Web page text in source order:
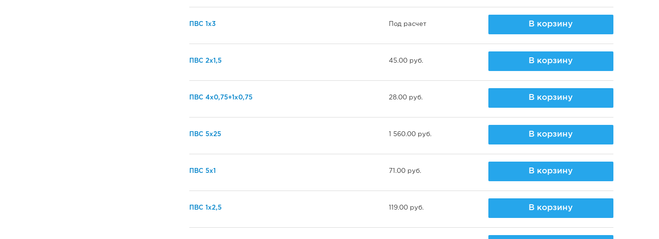
ПВС 1х3 Под расчет В корзину
ПВС 2х1,5 45.00 руб. В корзину
ПВС 4х0,75+1х0,75 28.00 руб. В корзину
ПВС 5х25 1 560.00 руб. В корзину
ПВС 5х1 71.00 руб. В корзину
ПВС 1х2,5 119.00 руб. В корзину